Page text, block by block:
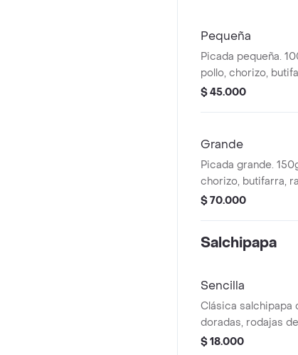
Pequeña
Picada pequeña.
pollo, chorizo,
costillita sin hueso,
$ 45.000
Grande
Picada grande.
chorizo, butifarra,
hueso, salsas de la
$ 70.000
Salchipapa
Sencilla
Clásica salchipapa
doradas, rodajas
verduras frescas y
$ 18.000